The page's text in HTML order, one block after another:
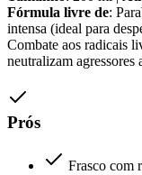
Fórmula livre de:
intensa (ideal para
Combate aos radicais
neutralizam agressores
Prós
Frasco com